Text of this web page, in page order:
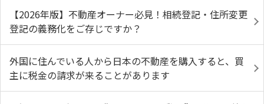
【2026年版】不動産オーナー必見！相続登記・住所変更
登記の義務化をご存じですか？
外国に住んでいる人から日本の不動産を購入すると、買
主に税金の請求が来ることがあります